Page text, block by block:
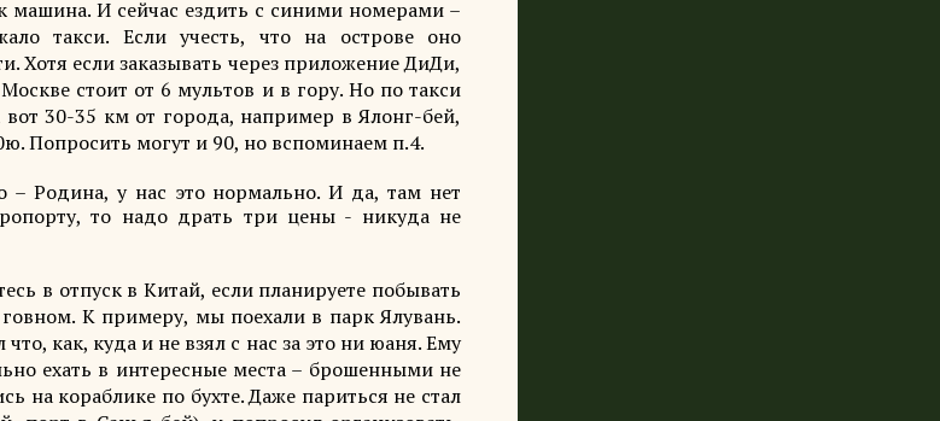
машина. И сейчас ездить с синими номерами –
такси. Если учесть, что на острове оно
Хотя если заказывать через приложение ДиДи,
стоит от 6 мультов и в гору. Но по такси
30-35 км от города, например в Ялонг-бей,
Попросить могут и 90, но вспоминаем п.4.
– Родина, у нас это нормально. И да, там нет
то надо драть три цены - никуда не
в отпуск в Китай, если планируете побывать
К примеру, мы поехали в парк Ялувань.
как, куда и не взял с нас за это ни юаня. Ему
ехать в интересные места – брошенными не
на кораблике по бухте. Даже париться не стал